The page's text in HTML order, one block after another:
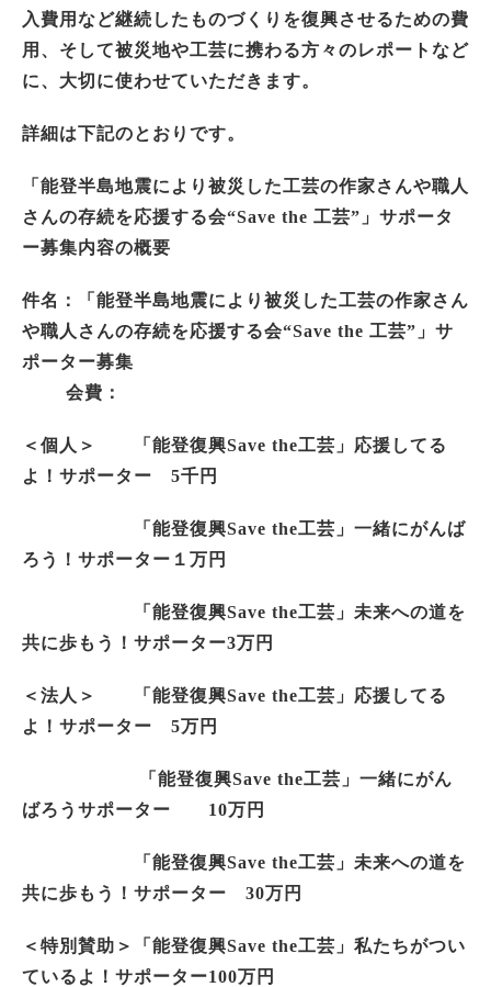
入費用など継続したものづくりを復興させるための費
用、そして被災地や工芸に携わる方々のレポートなど
に、大切に使わせていただきます。
詳細は下記のとおりです。
「能登半島地震により被災した工芸の作家さんや職人
さんの存続を応援する会“Save the 工芸”」 サポータ
ー募集内容の概要
件名：「能登半島地震により被災した工芸の作家さん
や職人さんの存続を応援する会“Save the 工芸”」サ
ポーター募集
会費：
＜個人＞ 「能登復興Save the工芸」応援してる
よ！サポーター 5千円
「能登復興Save the工芸」一緒にがんば
ろう！サポーター１万円
「能登復興Save the工芸」未来への道を
共に歩もう！サポーター3万円
＜法人＞ 「能登復興Save the工芸」応援してる
よ！サポーター 5万円
「能登復興Save the工芸」一緒にがん
ばろうサポーター 10万円
「能登復興Save the工芸」未来への道を
共に歩もう！サポーター 30万円
＜特別賛助＞「能登復興Save the工芸」私たちがつい
ているよ！サポーター100万円